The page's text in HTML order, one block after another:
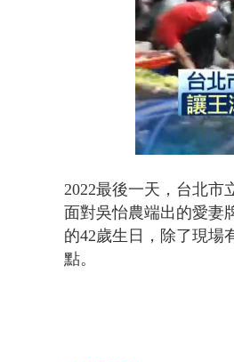
Unmute
2022最後一天，台北市
面對吳怡農端出的愛妻
的42歲生日，除了現場
點。